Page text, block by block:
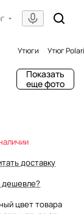
Утюги Утюг
Показать
еще фото
доставку
цвет товара